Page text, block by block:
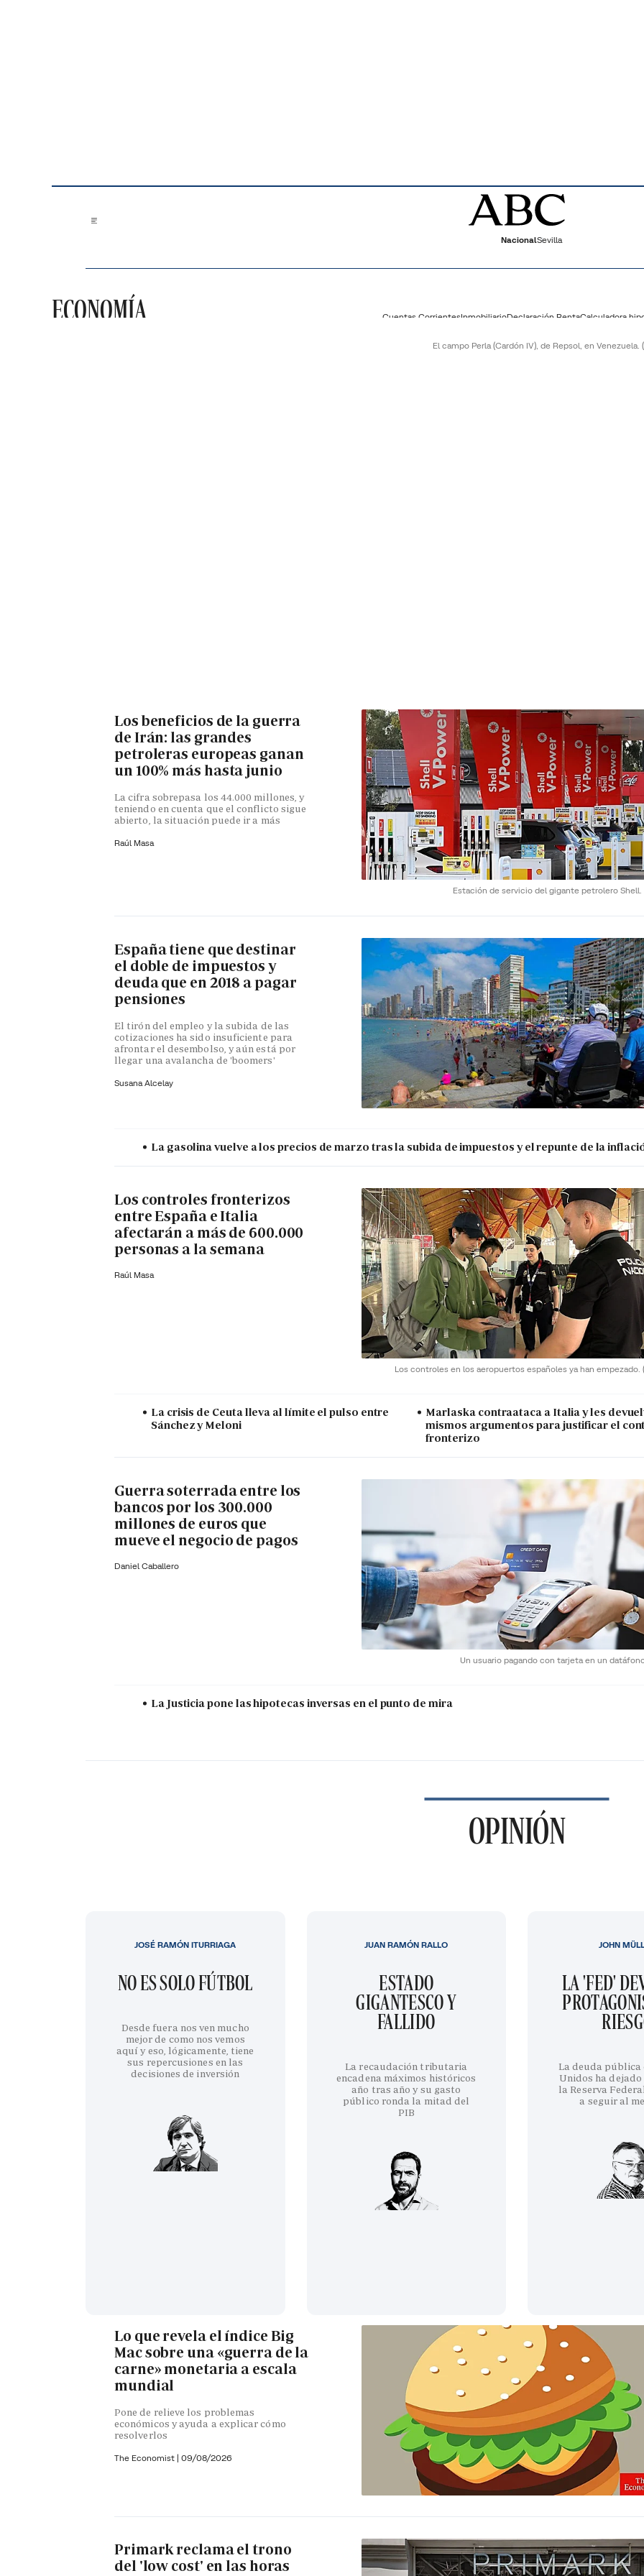
NacionalSevilla
ECONOMÍA Cuentas CorrientesInmobiliarioDeclaración RentaCalculadora
El campo Perla (Cardón IV), de Repsol, en Venezuela.
Estación de servicio del gigante petrolero Shell.
Los beneficios de la guerra
de Irán: las grandes
petroleras europeas ganan
un 100% más hasta junio
La cifra sobrepasa los 44.000 millones, y
teniendo en cuenta que el conflicto sigue
abierto, la situación puede ir a más
Raúl Masa
España tiene que destinar
el doble de impuestos y
deuda que en 2018 a pagar
pensiones
El tirón del empleo y la subida de las
cotizaciones ha sido insuficiente para
afrontar el desembolso, y aún está por
llegar una avalancha de 'boomers'
Susana Alcelay
La gasolina vuelve a los precios de marzo tras la subida de impuestos y el repunte de la
Los controles en los aeropuertos españoles ya han empezado.
Los controles fronterizos
entre España e Italia
afectarán a más de 600.000
personas a la semana
Raúl Masa
La crisis de Ceuta lleva al límite el pulso entre
Sánchez y Meloni
Marlaska contraataca a Italia y les
mismos argumentos para justificar el
fronterizo
Un usuario pagando con tarjeta en un
Guerra soterrada entre los
bancos por los 300.000
millones de euros que
mueve el negocio de pagos
Daniel Caballero
La Justicia pone las hipotecas inversas en el punto de mira
OPINIÓN
NO ES SOLO FÚTBOL
Desde fuera nos ven mucho
mejor de como nos vemos
aquí y eso, lógicamente, tiene
sus repercusiones en las
decisiones de inversión
JOSÉ RAMÓN ITURRIAGA
ESTADO
GIGANTESCO Y
FALLIDO
La recaudación tributaria
encadena máximos históricos
año tras año y su gasto
público ronda la mitad del
PIB
JUAN RAMÓN RALLO
LA 'FED'
La deuda pública
Unidos ha
la Reserva
a seguir al
JOHN
Lo que revela el índice Big
Mac sobre una «guerra de la
carne» monetaria a escala
mundial
Pone de relieve los problemas
económicos y ayuda a explicar cómo
resolverlos
The Economist | 09/08/2026
Primark reclama el trono
del 'low cost' en las horas